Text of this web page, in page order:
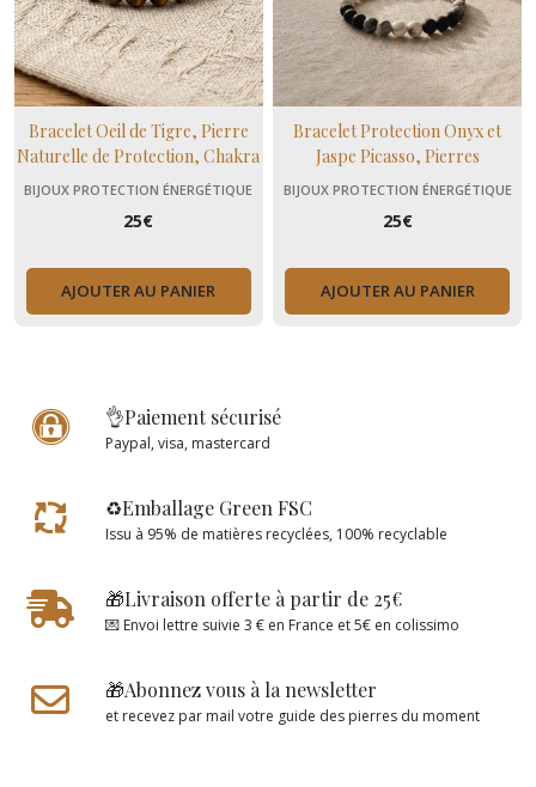
Bracelet Oeil de Tigre, Pierre
Naturelle de Protection, Chakra
plexus solaire
BIJOUX PROTECTION ÉNERGÉTIQUE
25€
AJOUTER AU PANIER
Bracelet Protection Onyx et
Jaspe Picasso, Pierres
Naturelles, Cadeau Unisexe en
BIJOUX PROTECTION ÉNERGÉTIQUE
25€
AJOUTER AU PANIER
👌Paiement sécurisé
Paypal, visa, mastercard
♻️Emballage Green FSC
Issu à 95% de matières recyclées, 100% recyclable
🎁Livraison offerte à partir de 25€
💌 Envoi lettre suivie 3 € en France et 5€ en colissimo
🎁Abonnez vous à la newsletter
et recevez par mail votre guide des pierres du moment